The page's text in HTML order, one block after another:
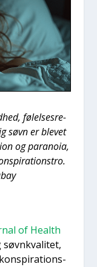
følel­ses­re­
søvn er ble­vet
og para­noia,
of Health
søvn­kva­li­tet,